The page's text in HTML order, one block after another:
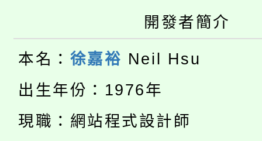
桃園市115學年度學生
生本土語及新住民語歌
公告本校115學年度第
代理(課)教師甄選結果(
公告本校115學年度第
代理(課)教師甄選結果(
轉知中國文化大學推廣
開發者簡介
本名： 徐嘉裕 Neil Hsu
出生年份：1976年
現職：網站程式設計師